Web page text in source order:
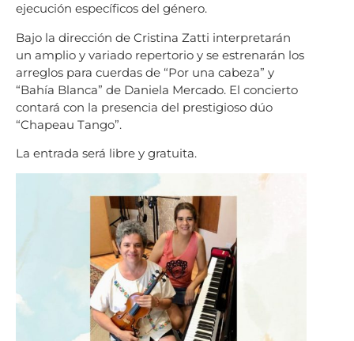
ejecución específicos del género.
Bajo la dirección de Cristina Zatti interpretarán
un amplio y variado repertorio y se estrenarán los
arreglos para cuerdas de “Por una cabeza” y
“Bahía Blanca” de Daniela Mercado. El concierto
contará con la presencia del prestigioso dúo
“Chapeau Tango”.
La entrada será libre y gratuita.